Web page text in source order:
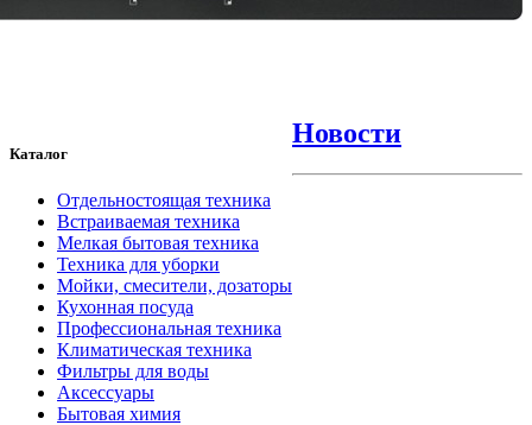
Каталог
Отдельностоящая техника
Встраиваемая техника
Мелкая бытовая техника
Техника для уборки
Мойки, смесители, дозаторы
Кухонная посуда
Профессиональная техника
Климатическая техника
Фильтры для воды
Аксессуары
Бытовая химия
Новости